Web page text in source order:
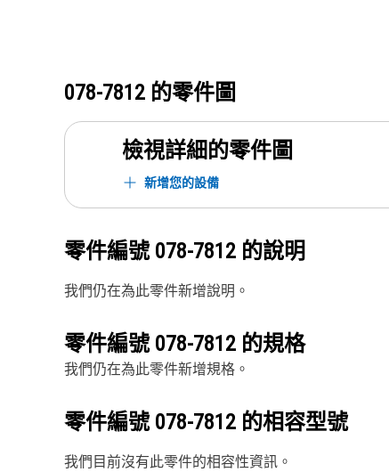
078-7812 的零件圖
檢視詳細的零件圖
新增您的設備
零件編號 078-7812 的說明
我們仍在為此零件新增說明。
零件編號 078-7812 的規格
我們仍在為此零件新增規格。
零件編號 078-7812 的相容型號
我們目前沒有此零件的相容性資訊。